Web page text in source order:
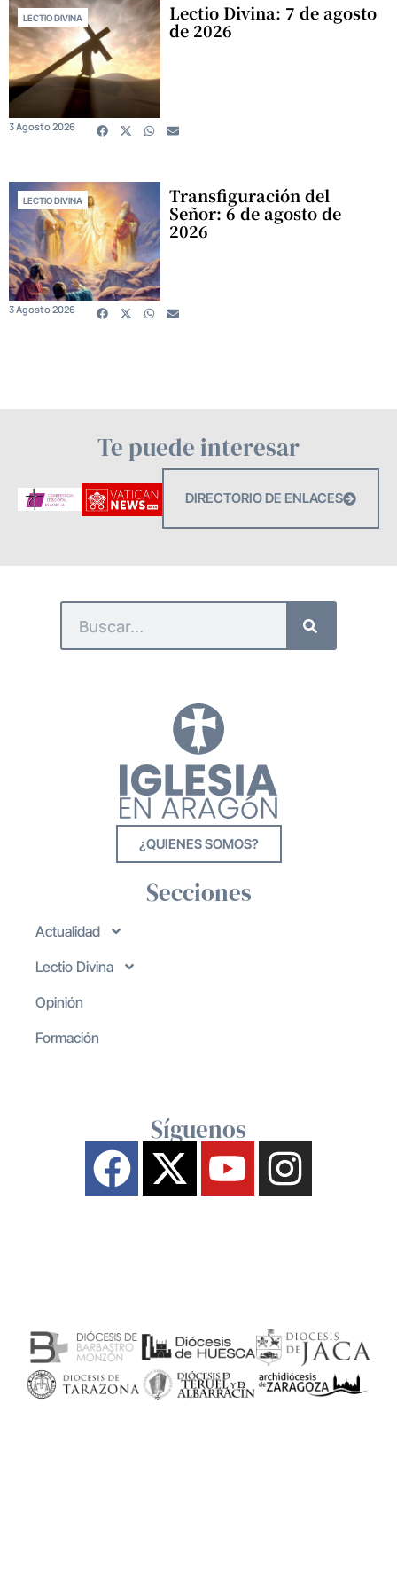
LECTIO DIVINA Lectio Divina: 7 de agosto
de 2026
3 Agosto 2026
LECTIO DIVINA Transfiguración del
Señor: 6 de agosto de
2026
3 Agosto 2026
Te puede interesar
DIRECTORIO DE ENLACES
¿QUIENES SOMOS?
Secciones
Actualidad
Lectio Divina
Opinión
Formación
Síguenos